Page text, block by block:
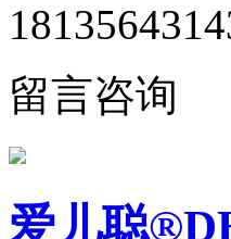
留言咨询
爱儿聪